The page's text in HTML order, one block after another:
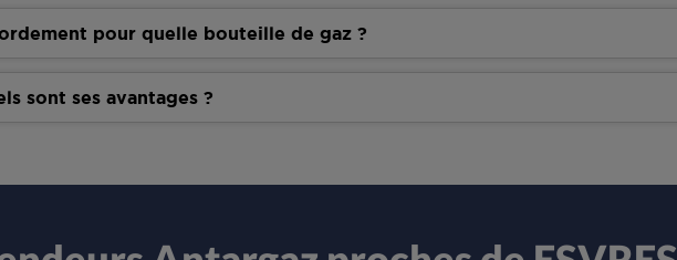
pour quelle bouteille de gaz ?
sont ses avantages ?